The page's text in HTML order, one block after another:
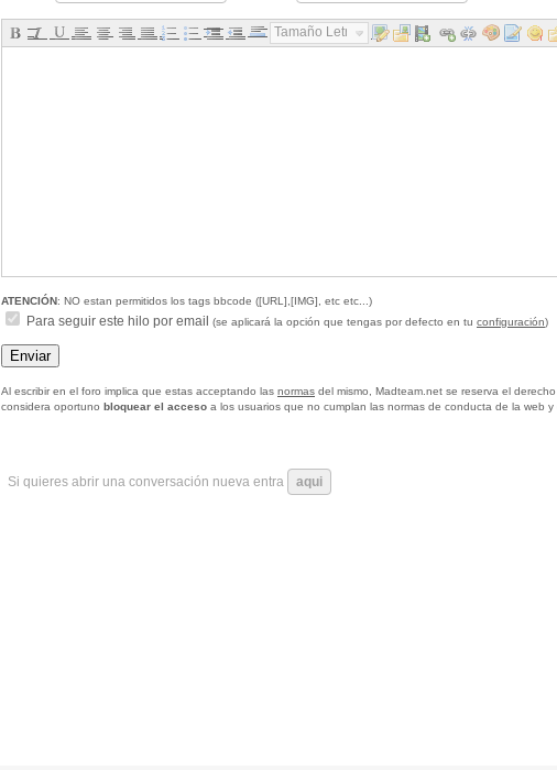
Tamaño Letra...
ATENCIÓN: NO estan permitidos los tags bbcode ([URL],[IMG], etc etc...)
Para seguir este hilo por email (se aplicará la opción que tengas por defecto en tu configuración)
Al escribir en el foro implica que estas acceptando las normas del mismo, Madteam.net se reserva el
considera oportuno bloquear el acceso a los usuarios que no cumplan las normas de conducta de la web
Si quieres abrir una conversación nueva entra aqui